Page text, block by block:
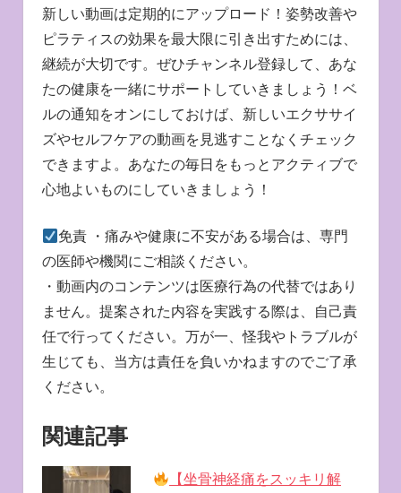
新しい動画は定期的にアップロード！姿勢改善や
ピラティスの効果を最大限に引き出すためには、
継続が大切です。ぜひチャンネル登録して、あな
たの健康を一緒にサポートしていきましょう！ベ
ルの通知をオンにしておけば、新しいエクササイ
ズやセルフケアの動画を見逃すことなくチェック
できますよ。あなたの毎日をもっとアクティブで
心地よいものにしていきましょう！
免責 ・痛みや健康に不安がある場合は、専門
の医師や機関にご相談ください。
・動画内のコンテンツは医療行為の代替ではあり
ません。提案された内容を実践する際は、自己責
任で行ってください。万が一、怪我やトラブルが
生じても、当方は責任を負いかねますのでご了承
ください。
関連記事
【坐骨神経痛をスッキリ解